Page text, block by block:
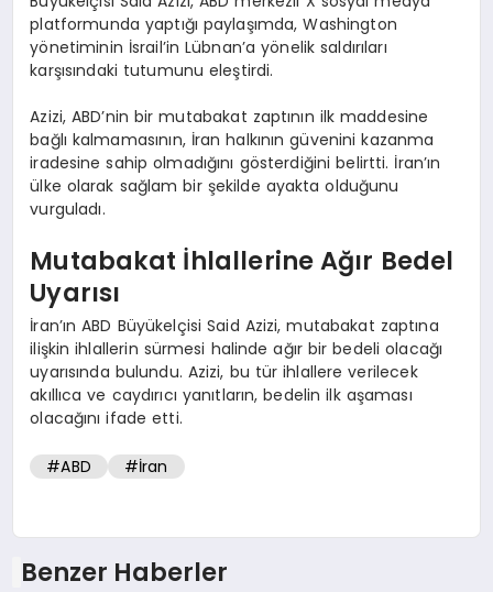
platformunda yaptığı paylaşımda, Washington
yönetiminin İsrail’in Lübnan’a yönelik saldırıları
karşısındaki tutumunu eleştirdi.
Azizi, ABD’nin bir mutabakat zaptının ilk maddesine
bağlı kalmamasının, İran halkının güvenini kazanma
iradesine sahip olmadığını gösterdiğini belirtti. İran’ın
ülke olarak sağlam bir şekilde ayakta olduğunu
vurguladı.
Mutabakat İhlallerine Ağır Bedel
Uyarısı
İran’ın ABD Büyükelçisi Said Azizi, mutabakat zaptına
ilişkin ihlallerin sürmesi halinde ağır bir bedeli olacağı
uyarısında bulundu. Azizi, bu tür ihlallere verilecek
akıllıca ve caydırıcı yanıtların, bedelin ilk aşaması
olacağını ifade etti.
#ABD #İran
Benzer Haberler